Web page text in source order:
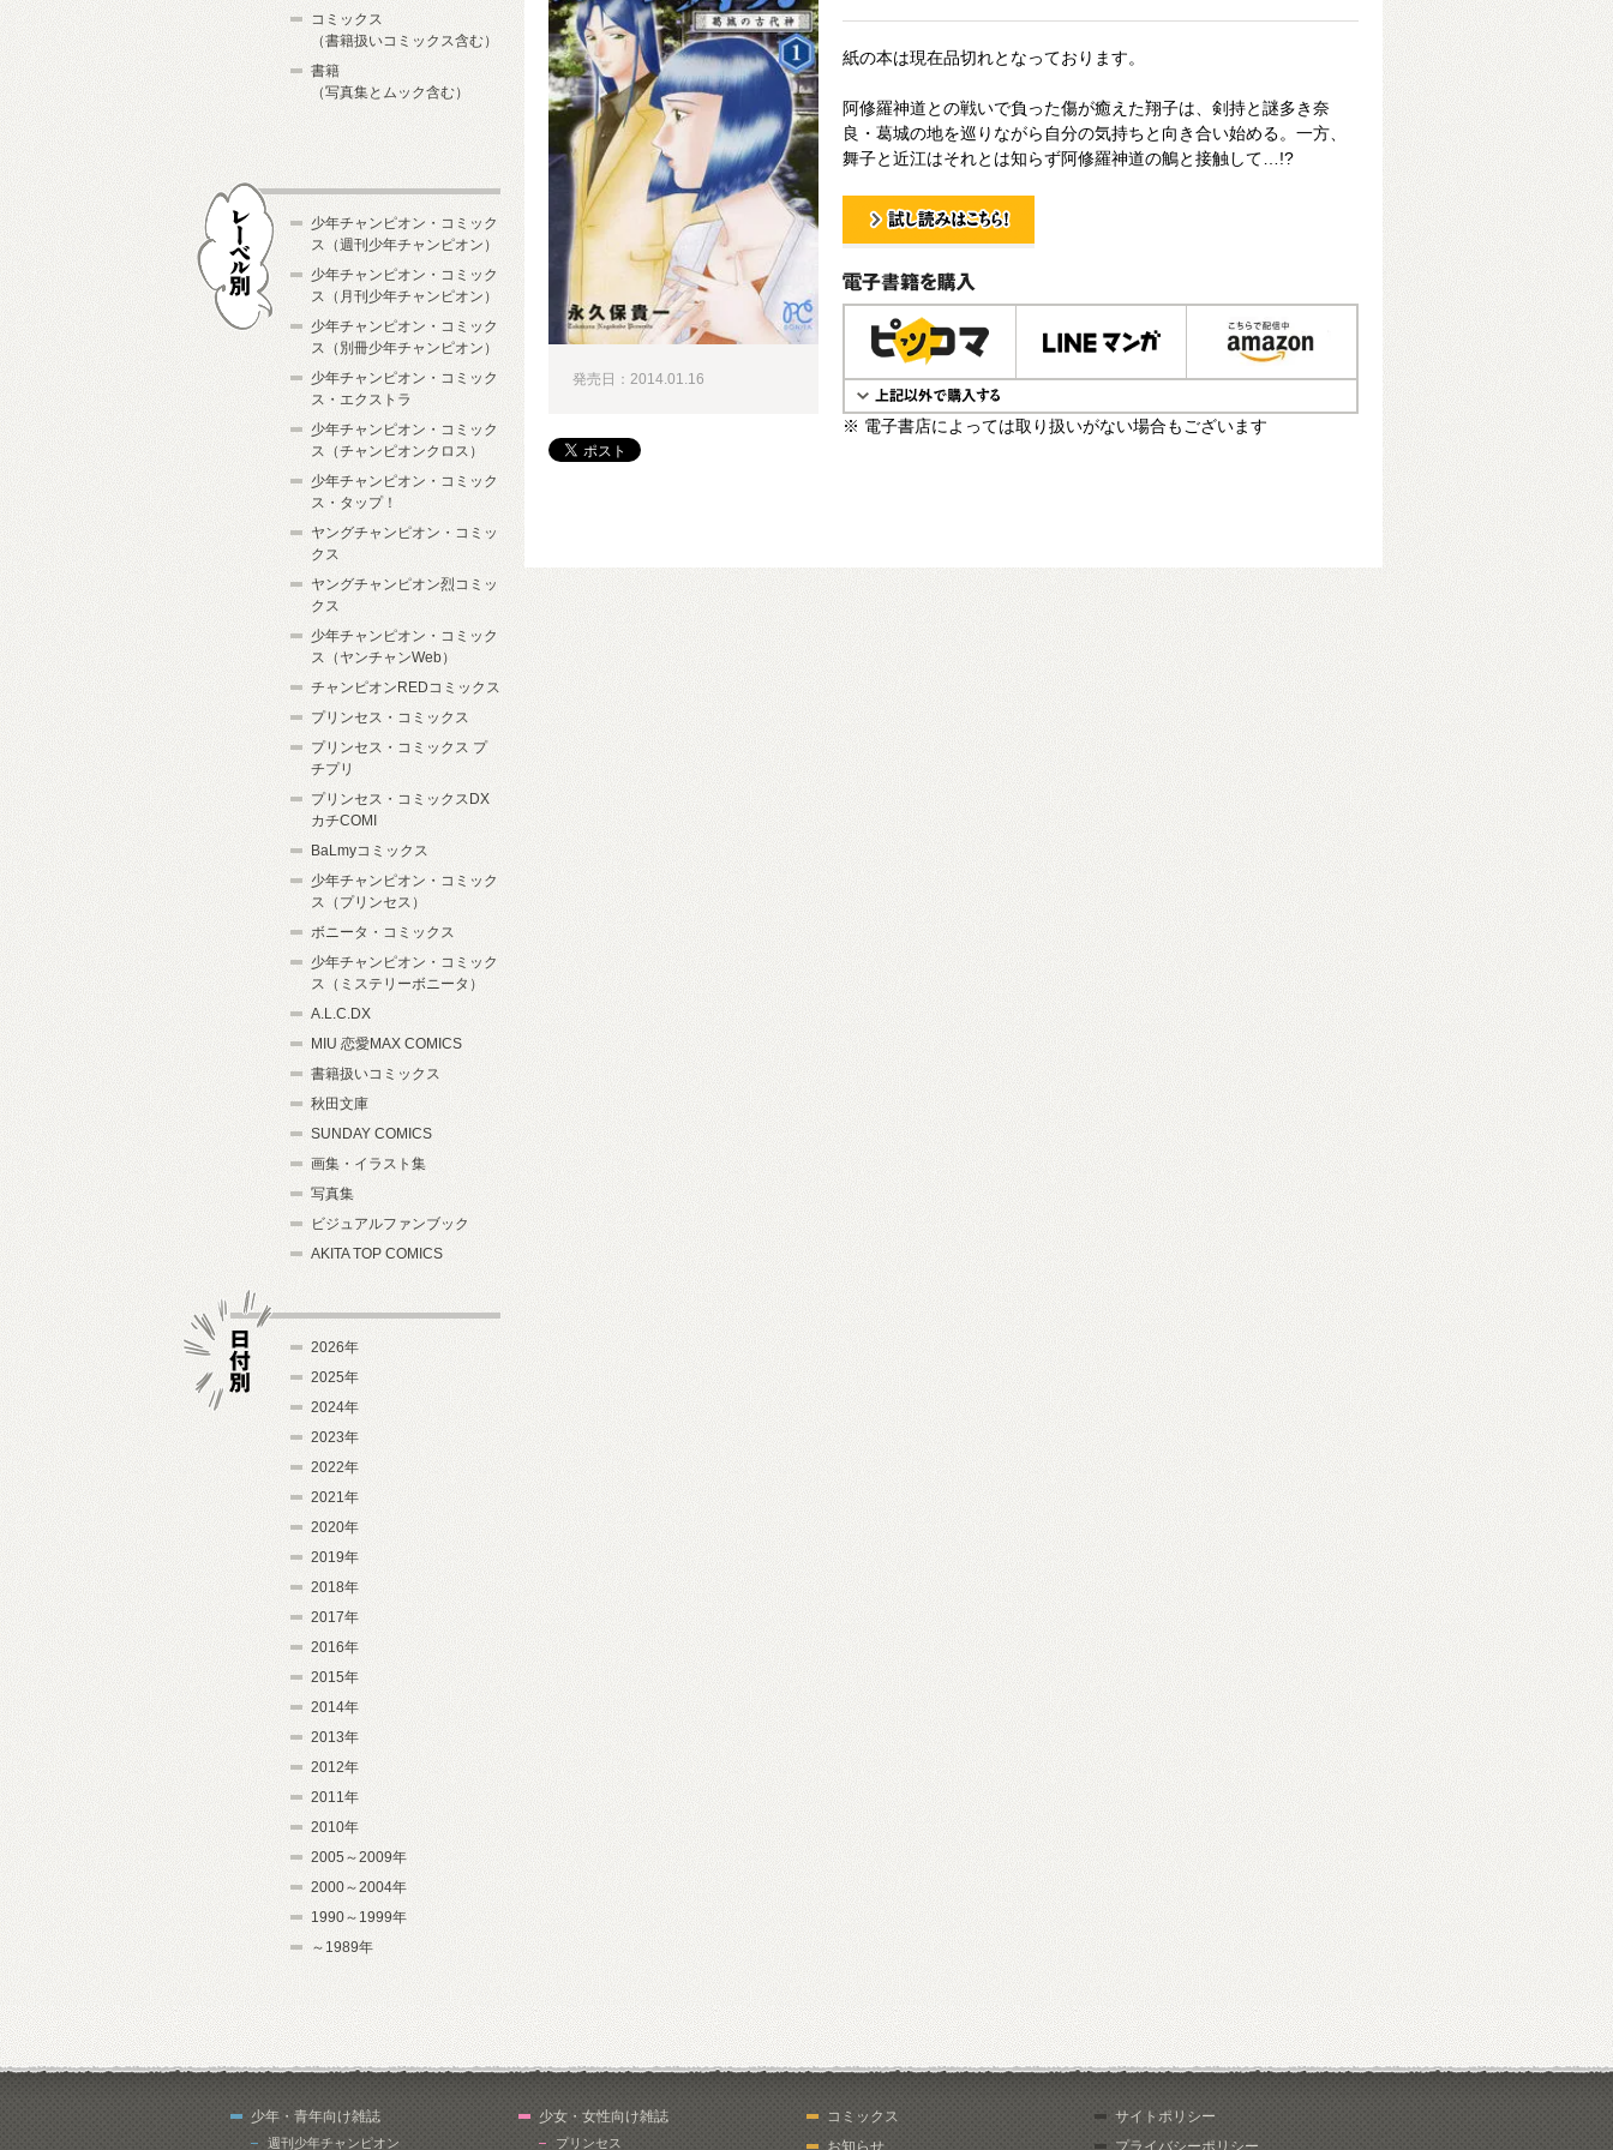
紙の本は現在品切れとなっております。
阿修羅神道との戦いで負った傷が癒えた翔子は、剣持と謎多き奈
良・葛城の地を巡りながら自分の気持ちと向き合い始める。一方、
舞子と近江はそれとは知らず阿修羅神道の鵤と接触して…!?
電子書籍で購入
※ 電子書店によっては取り扱いがない場合もございます
発売日：2014.01.16
コミックス
（書籍扱いコミックス含む）
書籍
（写真集とムック含む）
少年チャンピオン・コミック
ス（週刊少年チャンピオン）
少年チャンピオン・コミック
ス（月刊少年チャンピオン）
少年チャンピオン・コミック
ス（別冊少年チャンピオン）
少年チャンピオン・コミック
ス・エクストラ
少年チャンピオン・コミック
ス（チャンピオンクロス）
少年チャンピオン・コミック
ス・タップ！
ヤングチャンピオン・コミッ
クス
ヤングチャンピオン烈コミッ
クス
少年チャンピオン・コミック
ス（ヤンチャンWeb）
チャンピオンREDコミックス
プリンセス・コミックス
プリンセス・コミックス プ
チプリ
プリンセス・コミックスDX
カチCOMI
BaLmyコミックス
少年チャンピオン・コミック
ス（プリンセス）
ボニータ・コミックス
少年チャンピオン・コミック
ス（ミステリーボニータ）
A.L.C.DX
MIU 恋愛MAX COMICS
書籍扱いコミックス
秋田文庫
SUNDAY COMICS
画集・イラスト集
写真集
ビジュアルファンブック
AKITA TOP COMICS
2026年
2025年
2024年
2023年
2022年
2021年
2020年
2019年
2018年
2017年
2016年
2015年
2014年
2013年
2012年
2011年
2010年
2005～2009年
2000～2004年
1990～1999年
～1989年
少年・青年向け雑誌
週刊少年チャンピオン
少女・女性向け雑誌
プリンセス
コミックス
お知らせ
サイトポリシー
プライバシーポリシー